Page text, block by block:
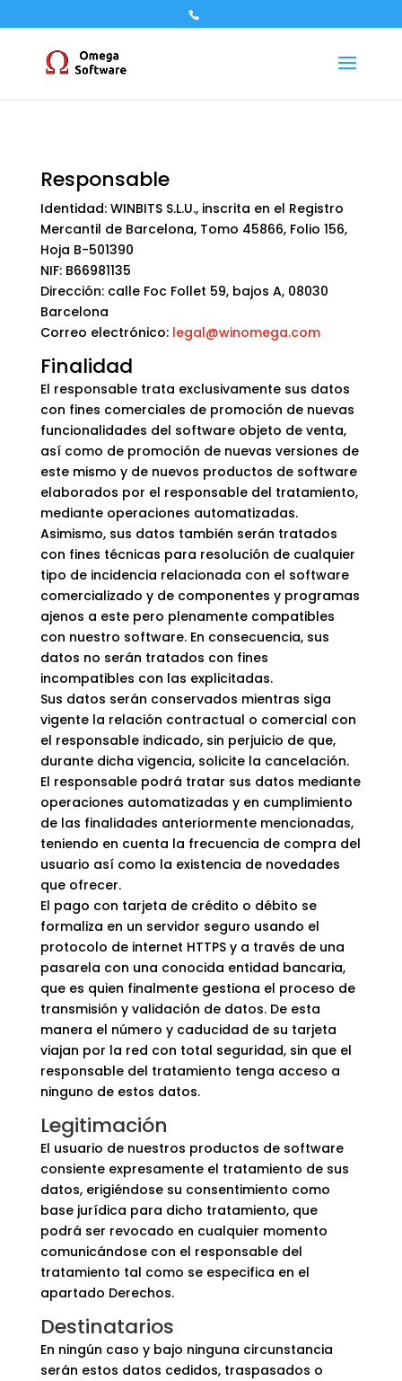
Responsable
Identidad: WINBITS S.L.U., inscrita en el Registro
Mercantil de Barcelona, ​​Tomo 45866, Folio 156,
Hoja B-501390
NIF: B66981135
Dirección: calle Foc Follet 59, bajos A, 08030
Barcelona
Correo electrónico: legal@winomega.com
Finalidad
El responsable trata exclusivamente sus datos
con fines comerciales de promoción de nuevas
funcionalidades del software objeto de venta,
así como de promoción de nuevas versiones de
este mismo y de nuevos productos de software
elaborados por el responsable del tratamiento,
mediante operaciones automatizadas.
Asimismo, sus datos también serán tratados
con fines técnicas para resolución de cualquier
tipo de incidencia relacionada con el software
comercializado y de componentes y programas
ajenos a este pero plenamente compatibles
con nuestro software. En consecuencia, sus
datos no serán tratados con fines
incompatibles con las explicitadas.
Sus datos serán conservados mientras siga
vigente la relación contractual o comercial con
el responsable indicado, sin perjuicio de que,
durante dicha vigencia, solicite la cancelación.
El responsable podrá tratar sus datos mediante
operaciones automatizadas y en cumplimiento
de las finalidades anteriormente mencionadas,
teniendo en cuenta la frecuencia de compra del
usuario así como la existencia de novedades
que ofrecer.
El pago con tarjeta de crédito o débito se
formaliza en un servidor seguro usando el
protocolo de internet HTTPS y a través de una
pasarela con una conocida entidad bancaria,
que es quien finalmente gestiona el proceso de
transmisión y validación de datos. De esta
manera el número y caducidad de su tarjeta
viajan por la red con total seguridad, sin que el
responsable del tratamiento tenga acceso a
ninguno de estos datos.
Legitimación
El usuario de nuestros productos de software
consiente expresamente el tratamiento de sus
datos, erigiéndose su consentimiento como
base jurídica para dicho tratamiento, que
podrá ser revocado en cualquier momento
comunicándose con el responsable del
tratamiento tal como se especifica en el
apartado Derechos.
Destinatarios
En ningún caso y bajo ninguna circunstancia
serán estos datos cedidos, traspasados ​​o